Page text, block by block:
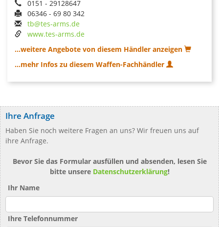
0151 - 29128647
06346 - 69 80 342
tb@tes-arms.de
www.tes-arms.de
...weitere Angebote von diesem Händler anzeigen
...mehr Infos zu diesem Waffen-Fachhändler
Ihre Anfrage
Haben Sie noch weitere Fragen an uns? Wir freuen uns auf
ihre Anfrage.
Bevor Sie das Formular ausfüllen und absenden, lesen Sie
bitte unsere Datenschutzerklärung!
Ihr Name
Ihre Telefonnummer